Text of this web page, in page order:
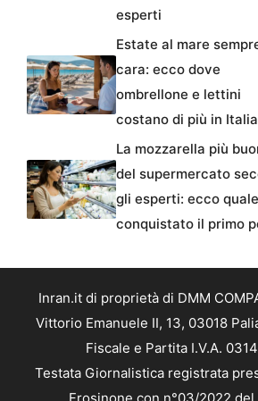
esperti
Estate al mare
cara: ecco dove
ombrellone e lettini
costano di più in Italia
La mozzarella più
del supermercato
gli esperti: ecco
conquistato il primo
Inran.it di proprietà di DMM
Vittorio Emanuele II, 13, 03018
Fiscale e Partita I.V.A.
Testata Giornalistica registrata